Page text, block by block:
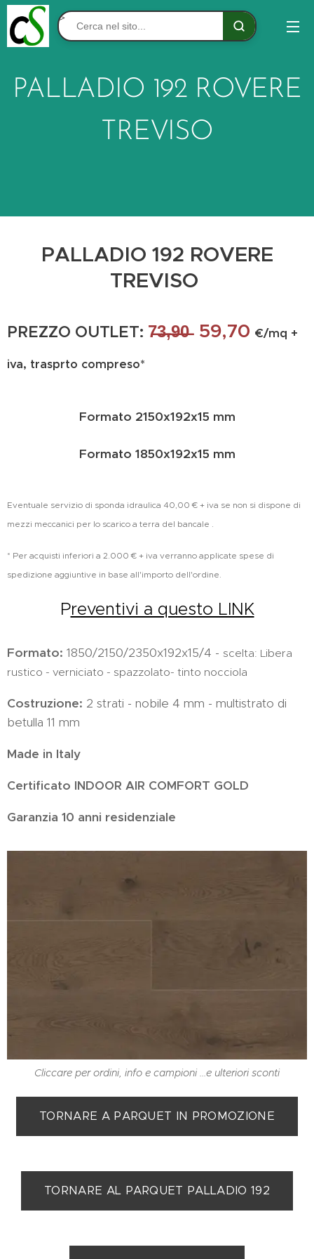
>
PALLADIO 192 ROVERE
TREVISO
PALLADIO 192 ROVERE
TREVISO
PREZZO OUTLET: 7̶3̶,̶9̶0̶ 59,70 €/mq +
iva, trasprto compreso*
Formato 2150x192x15 mm
Formato 1850x192x15 mm
Eventuale servizio di sponda idraulica 40,00 € + iva se non si dispone di
mezzi meccanici per lo scarico a terra del bancale .
* Per acquisti inferiori a 2.000 € + iva verranno applicate spese di
spedizione aggiuntive in base all'importo dell'ordine.
Preventivi a questo LINK
Formato: 1850/2150/2350x192x15/4 - scelta: Libera
rustico - verniciato - spazzolato- tinto nocciola
Costruzione: 2 strati - nobile 4 mm - multistrato di
betulla 11 mm
Made in Italy
Certificato INDOOR AIR COMFORT GOLD
Garanzia 10 anni residenziale
Cliccare per ordini, info e campioni ...e ulteriori sconti
TORNARE A PARQUET IN PROMOZIONE
TORNARE AL PARQUET PALLADIO 192